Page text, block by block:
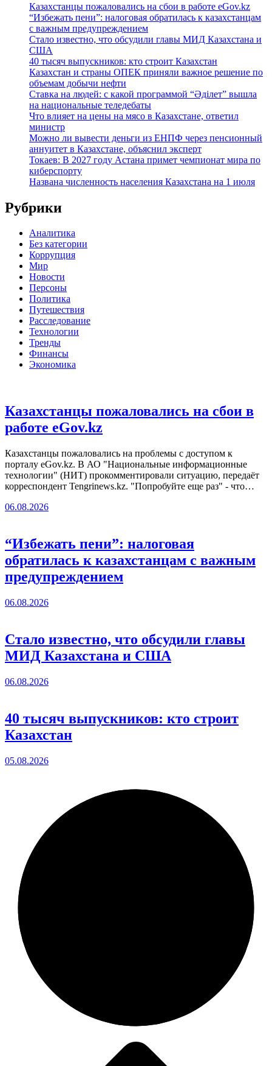
Казахстанцы пожаловались на сбои в работе eGov.kz
“Избежать пени”: налоговая обратилась к казахстанцам
с важным предупреждением
Стало известно, что обсудили главы МИД Казахстана и
США
40 тысяч выпускников: кто строит Казахстан
Казахстан и страны ОПЕК приняли важное решение по
объемам добычи нефти
Ставка на людей: с какой программой “Әділет” вышла
на национальные теледебаты
Что влияет на цены на мясо в Казахстане, ответил
министр
Можно ли вывести деньги из ЕНПФ через пенсионный
аннуитет в Казахстане, объяснил эксперт
Токаев: В 2027 году Астана примет чемпионат мира по
киберспорту
Названа численность населения Казахстана на 1 июля
Рубрики
Аналитика
Без категории
Коррупция
Мир
Новости
Персоны
Политика
Путешествия
Расследование
Технологии
Тренды
Финансы
Экономика
Казахстанцы пожаловались на сбои в
работе eGov.kz
Казахстанцы пожаловались на проблемы с доступом к
порталу eGov.kz. В АО "Национальные информационные
технологии" (НИТ) прокомментировали ситуацию, передаёт
корреспондент Tengrinews.kz. "Попробуйте еще раз" - что…
06.08.2026
“Избежать пени”: налоговая
обратилась к казахстанцам с важным
предупреждением
06.08.2026
Стало известно, что обсудили главы
МИД Казахстана и США
06.08.2026
40 тысяч выпускников: кто строит
Казахстан
05.08.2026